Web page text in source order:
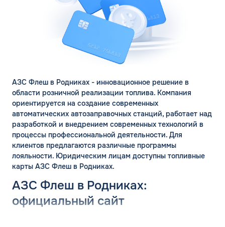
АЗС Флеш в Родниках - инновационное решение в
области розничной реализации топлива. Компания
ориентируется на создание современных
автоматических автозаправочных станций, работает над
разработкой и внедрением современных технологий в
процессы профессиональной деятельности. Для
клиентов предлагаются различные программы
лояльности. Юридическим лицам доступны топливные
карты АЗС Флеш в Родниках.
АЗС Флеш в Родниках:
официальный сайт
ЗАКАЗАТЬ
ОБРАТНЫЙ ЗВОНОК
Телефон*
Спасибо! Ваша заявка принята.
Мы свяжемся с Вами в ближайшее
рабочее время: пн-пт с 9:00 до 18:00
по МСК